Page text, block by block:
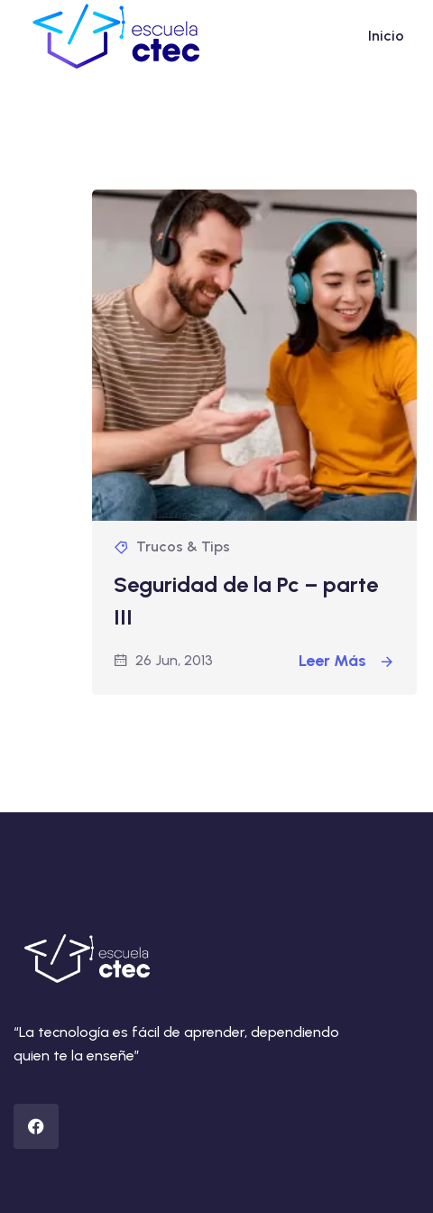
Inicio
Trucos & Tips
Seguridad de la Pc – parte
III
26 Jun, 2013 Leer Más
“La tecnología es fácil de aprender, dependiendo
quien te la enseñe”